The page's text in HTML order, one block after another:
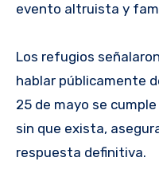
evento altruista y
Los refugios
hablar públicamente
25 de mayo se
sin que exista,
respuesta definitiva.